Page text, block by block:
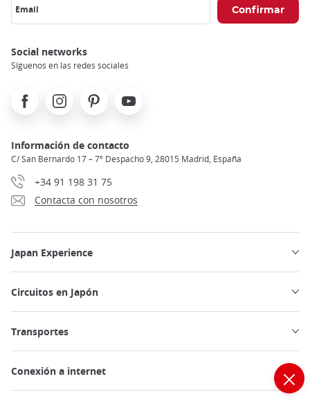
Email
Social networks
Síguenos en las redes sociales
FacebookInstagramPinterest Youtube
Información de contacto
C/ San Bernardo 17 – 7º Despacho 9, 28015 Madrid, España
+34 91 198 31 75
Contacta con nosotros
Japan Experience
Circuitos en Japón
Transportes
Conexión a internet